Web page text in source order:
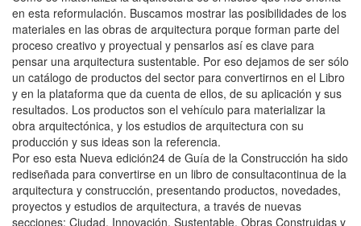
en esta reformulación. Buscamos mostrar las posibilidades de los
materiales en las obras de arquitectura porque forman parte del
proceso creativo y proyectual y pensarlos así es clave para
pensar una arquitectura sustentable. Por eso dejamos de ser sólo
un catálogo de productos del sector para convertirnos en el Libro
y en la plataforma que da cuenta de ellos, de su aplicación y sus
resultados. Los productos son el vehículo para materializar la
obra arquitectónica, y los estudios de arquitectura con su
producción y sus ideas son la referencia.
Por eso esta Nueva edición24 de Guía de la Construcción ha sido
rediseñada para convertirse en un libro de consultacontinua de la
arquitectura y construcción, presentando productos, novedades,
proyectos y estudios de arquitectura, a través de nuevas
secciones: Ciudad, Innovación, Sustentable, Obras Construidas y